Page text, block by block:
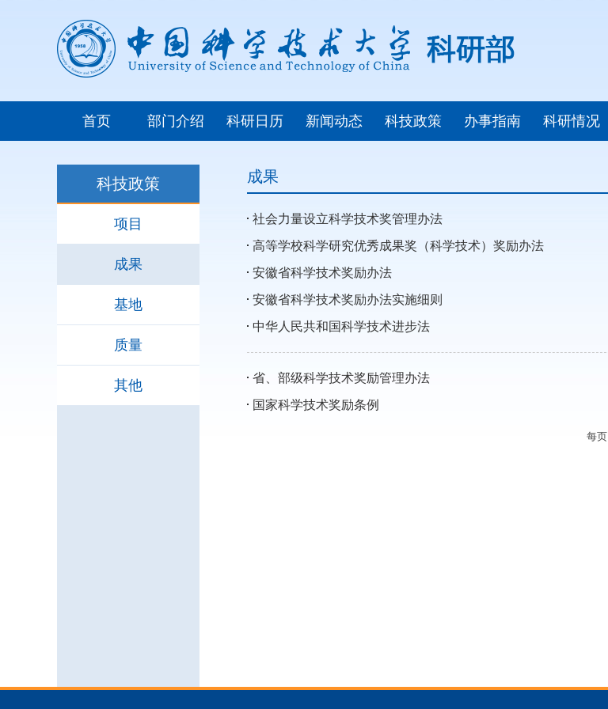
首页 部门介绍 科研日历 新闻动态 科技政策 办事指南 科研情况
科技政策
项目
成果
基地
质量
其他
成果
社会力量设立科学技术奖管理办法
高等学校科学研究优秀成果奖（科学技术）奖励办法
安徽省科学技术奖励办法
安徽省科学技术奖励办法实施细则
中华人民共和国科学技术进步法
省、部级科学技术奖励管理办法
国家科学技术奖励条例
每页